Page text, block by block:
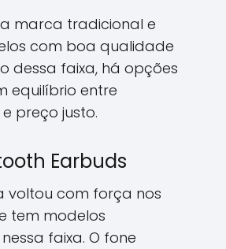
marca tradicional e
com boa qualidade
dessa faixa, há opções
equilíbrio entre
preço justo.
Earbuds
voltou com força nos
tem modelos
faixa. O fone